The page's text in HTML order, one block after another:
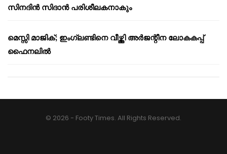
സിനദിൻ സിദാൻ പരിശീലകനാകും
മെസ്സി മാജിക്; ഇംഗ്ലണ്ടിനെ വീഴ്ത്തി അർജന്റീന ലോകകപ്പ്
ഫൈനലിൽ
© 2026 - Footy Times. All Rights Reserved.